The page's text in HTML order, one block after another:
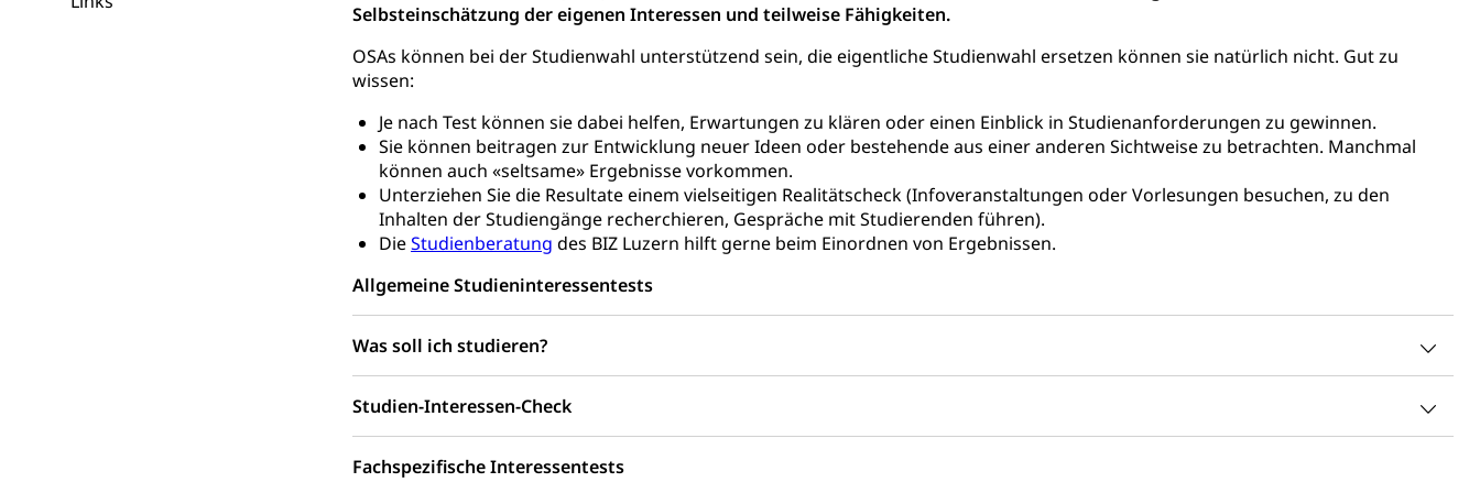
Selbsteinschätzung der eigenen Interessen und teilweise Fähigkeiten.
OSAs können bei der Studienwahl unterstützend sein, die eigentliche Studienwahl ersetzen können sie natürlich nicht. Gut zu
wissen:
Je nach Test können sie dabei helfen, Erwartungen zu klären oder einen Einblick in Studienanforderungen zu gewinnen.
Sie können beitragen zur Entwicklung neuer Ideen oder bestehende aus einer anderen Sichtweise zu betrachten. Manchmal
können auch «seltsame» Ergebnisse vorkommen.
Unterziehen Sie die Resultate einem vielseitigen Realitätscheck (Infoveranstaltungen oder Vorlesungen besuchen, zu den
Inhalten der Studiengänge recherchieren, Gespräche mit Studierenden führen).
DieStudienberatung des BIZ Luzern hilft gerne beim Einordnen von Ergebnissen.
Allgemeine Studieninteressentests
Was soll ich studieren?
Studien-Interessen-Check
Fachspezifische Interessentests
IV-Leistungen (WAS Luzern)
Inklusion im Sport
Menschen mit Behinderungen
Kultur und Medien
Archive und Bibliotheken
Bücher, Bundesarchiv, Landesbibliothek
Staatsarchiv Luzern Zentral- und Hochschulbibliothek Archiv der Denkmalpflege
Kulturelle Einrichtungen
Museen, Theater, Bibliotheken
Dienststelle Kultur Kunst & Kultur (Luzern Tourismus)
Kulturförderung
Kulturpolitik, Sprachförderung, Denkmalpflege, kulturelles Angebot, Kulturerbe, kulturelles Erbe, Nachwuchsförderung, Vermittlung, Selektive
Förderung, Kulturausschreibungen, Kulturpreis, Werkbeitrag, Produktionsbeitrag, Recherche, Bildende Kunst, Angewandte Kunst,
Kulturförderung und Vermittlung Angebote für Schulklassen
Zentralschweizer Filmförderung
Mobilität